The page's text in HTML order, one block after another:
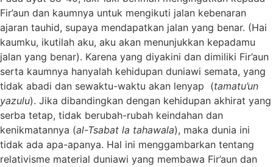
Fir’aun dan kaumnya untuk mengikuti jalan kebenaran
ajaran tauhid, supaya mendapatkan jalan yang benar. (Hai
kaumku, ikutilah aku, aku akan menunjukkan kepadamu
jalan yang benar). Karena yang diyakini dan dimiliki Fir’aun
serta kaumnya hanyalah kehidupan duniawi semata, yang
tidak abadi dan sewaktu-waktu akan lenyap (tamatu’un
yazulu). Jika dibandingkan dengan kehidupan akhirat yang
serba tetap, tidak berubah-rubah keindahan dan
kenikmatannya (al-Tsabat la tahawala), maka dunia ini
tidak ada apa-apanya. Hal ini menggambarkan tentang
relativisme material duniawi yang membawa Fir’aun dan